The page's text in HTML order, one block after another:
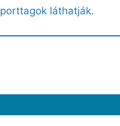
láthatják.